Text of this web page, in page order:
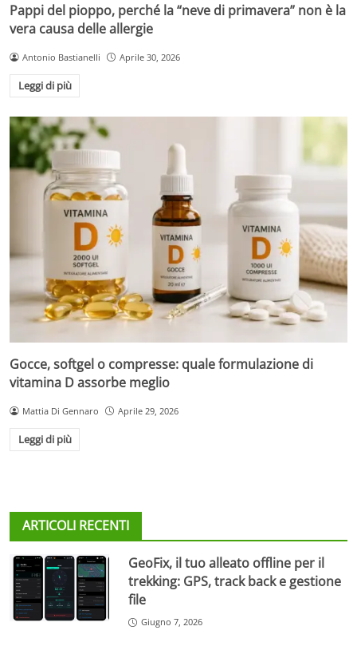
Pappi del pioppo, perché la “neve di primavera” non è la
vera causa delle allergie
Antonio Bastianelli Aprile 30, 2026
Leggi di più
Gocce, softgel o compresse: quale formulazione di
vitamina D assorbe meglio
Mattia Di Gennaro Aprile 29, 2026
Leggi di più
ARTICOLI RECENTI
GeoFix, il tuo alleato offline per il
trekking: GPS, track back e gestione
file
Giugno 7, 2026